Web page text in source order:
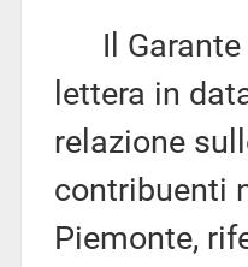
Il Garante
lettera in
relazione
contribuenti
Piemonte,